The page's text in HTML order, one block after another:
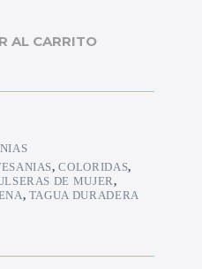
AL CARRITO
,COLORIDAS,
DE MUJER,
, TAGUA DURADERA